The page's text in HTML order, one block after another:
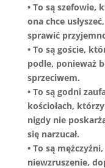
• To są szefowie,
ona chce
sprawić
• To są goście,
podle, ponieważ
sprzeciwem.
• To są godni
kościołach,
nigdy nie
się narzucał.
• To są
niewzruszenie,